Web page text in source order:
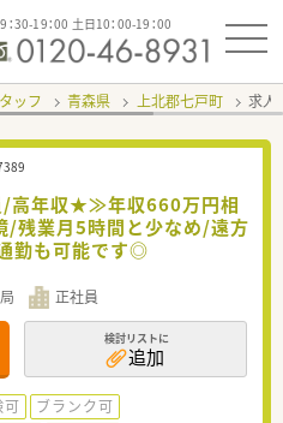
：30-19：00 土日10：00-19：00
ッフ 青森県 上北郡七戸町 求人
/高年収★≫年収660万円相
/残業月5時間と少なめ/遠方
勤も可能です◎
正社員
検討リストに
追加
可
ブランク可